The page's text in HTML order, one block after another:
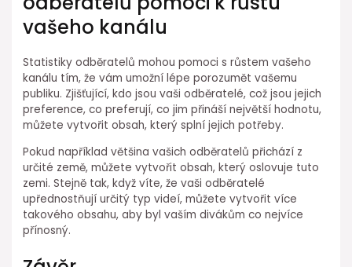
vašeho kanálu
Statistiky odběratelů mohou pomoci s růstem vašeho
kanálu tím, že vám umožní lépe porozumět vašemu
publiku. Zjišťující, kdo jsou vaši odběratelé, což jsou jejich
preference, co preferují, co jim přináší největší hodnotu,
můžete vytvořit obsah, který splní jejich potřeby.
Pokud například většina vašich odběratelů přichází z
určité země, můžete vytvořit obsah, který oslovuje tuto
zemi. Stejně tak, když víte, že vaši odběratelé
upřednostňují určitý typ videí, můžete vytvořit více
takového obsahu, aby byl vaším divákům co nejvíce
přínosný.